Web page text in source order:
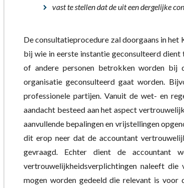
vast te stellen dat de uit een dergelijke
De consultatieprocedure zal doorgaans in
bij wie in eerste instantie geconsulteerd dient
of andere personen betrokken worden
organisatie geconsulteerd gaat worden.
professionele partijen. Vanuit de wet- en
aandacht besteed aan het aspect
aanvullende bepalingen en vrijstellingen
dit erop neer dat de accountant
gevraagd. Echter dient de accountant
vertrouwelijkheidsverplichtingen naleeft
mogen worden gedeeld die relevant is